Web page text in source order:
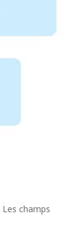
Les champs